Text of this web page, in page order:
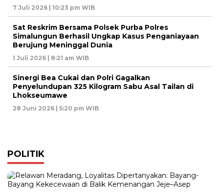
7 Juli 2026 | 10:23 pm WIB
Sat Reskrim Bersama Polsek Purba Polres
Simalungun Berhasil Ungkap Kasus Penganiayaan
Berujung Meninggal Dunia
1 Juli 2026 | 8:21 am WIB
Sinergi Bea Cukai dan Polri Gagalkan
Penyelundupan 325 Kilogram Sabu Asal Tailan di
Lhokseumawe
28 Juni 2026 | 5:20 pm WIB
POLITIK